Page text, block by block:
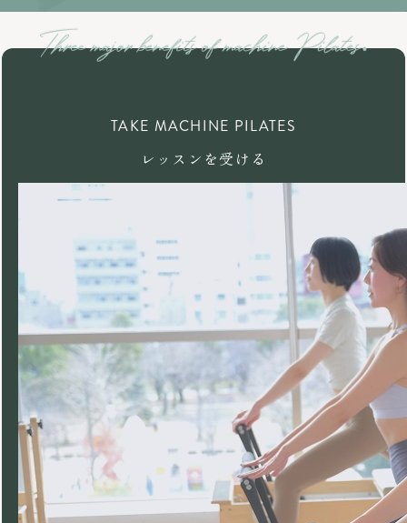
TAKE MACHINE PILATES
レッスンを受ける